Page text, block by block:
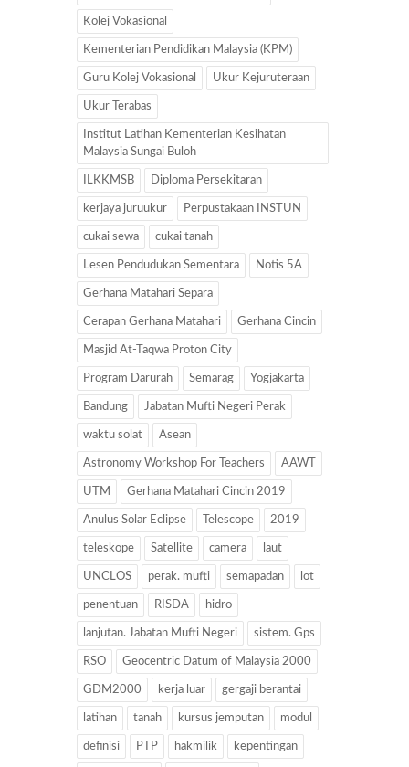
Kolej Vokasional
Kementerian Pendidikan Malaysia (KPM)
Guru Kolej Vokasional Ukur Kejuruteraan
Ukur Terabas
Institut Latihan Kementerian Kesihatan
Malaysia Sungai Buloh
ILKKMSB Diploma Persekitaran
kerjaya juruukur Perpustakaan INSTUN
cukai sewa cukai tanah
Lesen Pendudukan Sementara Notis 5A
Gerhana Matahari Separa
Cerapan Gerhana Matahari Gerhana Cincin
Masjid At-Taqwa Proton City
Program Darurah Semarag Yogjakarta
Bandung Jabatan Mufti Negeri Perak
waktu solat Asean
Astronomy Workshop For Teachers AAWT
UTM Gerhana Matahari Cincin 2019
Anulus Solar Eclipse Telescope 2019
teleskope Satellite camera laut
UNCLOS perak. mufti semapadan lot
penentuan RISDA hidro
lanjutan. Jabatan Mufti Negeri sistem. Gps
RSO Geocentric Datum of Malaysia 2000
GDM2000 kerja luar gergaji berantai
latihan tanah kursus jemputan modul
definisi PTP hakmilik kepentingan